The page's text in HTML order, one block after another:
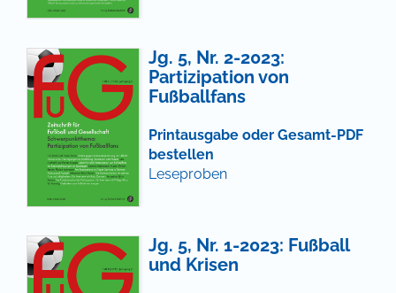
Jg. 5, Nr. 2-2023:
Partizipation von
Fußballfans
Printausgabe oder Gesamt-PDF
bestellen
Leseproben
Jg. 5, Nr. 1-2023: Fußball
und Krisen